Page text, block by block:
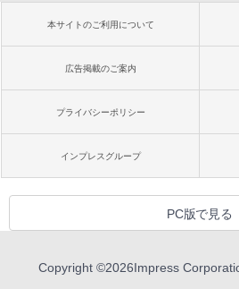
本サイトのご利用について
広告掲載のご案内
プライバシーポリシー
インプレスグループ
PC版で見る
Copyright ©2026Impress